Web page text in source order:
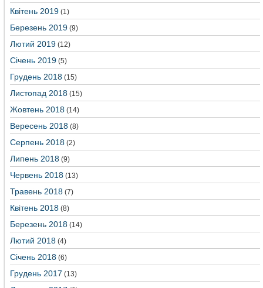
Квітень 2019 (1)
Березень 2019 (9)
Лютий 2019 (12)
Січень 2019 (5)
Грудень 2018 (15)
Листопад 2018 (15)
Жовтень 2018 (14)
Вересень 2018 (8)
Серпень 2018 (2)
Липень 2018 (9)
Червень 2018 (13)
Травень 2018 (7)
Квітень 2018 (8)
Березень 2018 (14)
Лютий 2018 (4)
Січень 2018 (6)
Грудень 2017 (13)